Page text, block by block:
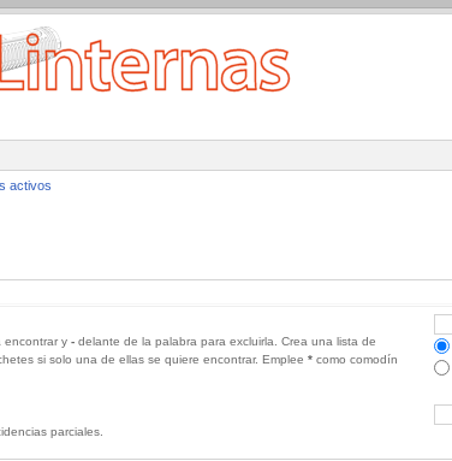
activos
encontrar y - delante de la palabra para excluirla. Crea una lista de
si solo una de ellas se quiere encontrar. Emplee * como comodín
parciales.